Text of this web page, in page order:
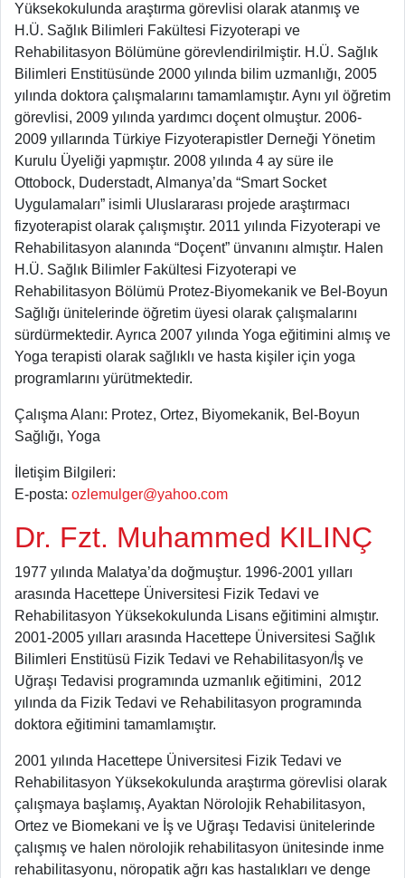
Yüksekokulunda araştırma görevlisi olarak atanmış ve
H.Ü. Sağlık Bilimleri Fakültesi Fizyoterapi ve
Rehabilitasyon Bölümüne görevlendirilmiştir. H.Ü. Sağlık
Bilimleri Enstitüsünde 2000 yılında bilim uzmanlığı, 2005
yılında doktora çalışmalarını tamamlamıştır. Aynı yıl öğretim
görevlisi, 2009 yılında yardımcı doçent olmuştur. 2006-
2009 yıllarında Türkiye Fizyoterapistler Derneği Yönetim
Kurulu Üyeliği yapmıştır. 2008 yılında 4 ay süre ile
Ottobock, Duderstadt, Almanya’da “Smart Socket
Uygulamaları” isimli Uluslararası projede araştırmacı
fizyoterapist olarak çalışmıştır. 2011 yılında Fizyoterapi ve
Rehabilitasyon alanında “Doçent” ünvanını almıştır. Halen
H.Ü. Sağlık Bilimler Fakültesi Fizyoterapi ve
Rehabilitasyon Bölümü Protez-Biyomekanik ve Bel-Boyun
Sağlığı ünitelerinde öğretim üyesi olarak çalışmalarını
sürdürmektedir. Ayrıca 2007 yılında Yoga eğitimini almış ve
Yoga terapisti olarak sağlıklı ve hasta kişiler için yoga
programlarını yürütmektedir.
Çalışma Alanı: Protez, Ortez, Biyomekanik, Bel-Boyun
Sağlığı, Yoga
İletişim Bilgileri:
E-posta: ozlemulger@yahoo.com
Dr. Fzt. Muhammed KILINÇ
1977 yılında Malatya’da doğmuştur. 1996-2001 yılları
arasında Hacettepe Üniversitesi Fizik Tedavi ve
Rehabilitasyon Yüksekokulunda Lisans eğitimini almıştır.
2001-2005 yılları arasında Hacettepe Üniversitesi Sağlık
Bilimleri Enstitüsü Fizik Tedavi ve Rehabilitasyon/İş ve
Uğraşı Tedavisi programında uzmanlık eğitimini, 2012
yılında da Fizik Tedavi ve Rehabilitasyon programında
doktora eğitimini tamamlamıştır.
2001 yılında Hacettepe Üniversitesi Fizik Tedavi ve
Rehabilitasyon Yüksekokulunda araştırma görevlisi olarak
çalışmaya başlamış, Ayaktan Nörolojik Rehabilitasyon,
Ortez ve Biomekani ve İş ve Uğraşı Tedavisi ünitelerinde
çalışmış ve halen nörolojik rehabilitasyon ünitesinde inme
rehabilitasyonu, nöropatik ağrı kas hastalıkları ve denge